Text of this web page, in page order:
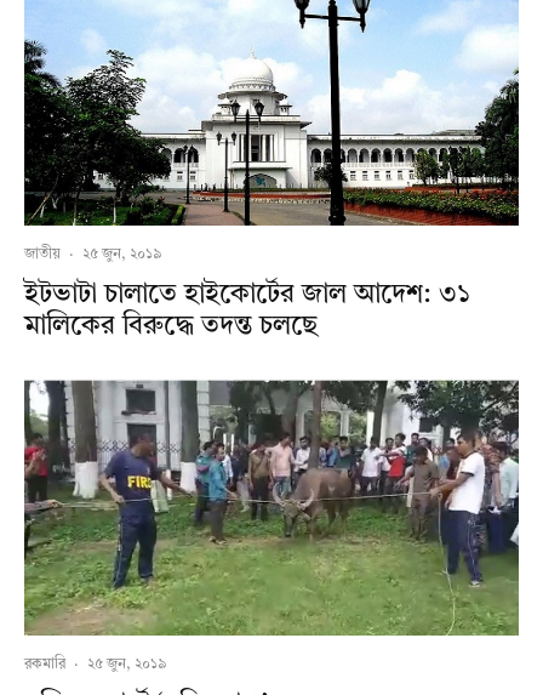
জাতীয় · ২৫ জুন, ২০১৯
ইটভাটা চালাতে হাইকোর্টের জাল আদেশ: ৩১
মালিকের বিরুদ্ধে তদন্ত চলছে
রকমারি · ২৫ জুন, ২০১৯